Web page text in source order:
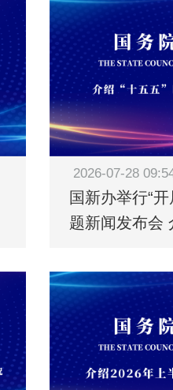
2026-07-28
国新办举行“开
题新闻发布会